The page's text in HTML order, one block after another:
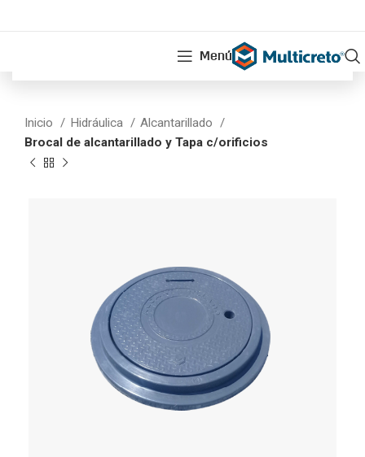
Menú
Inicio Hidráulica
Alcantarillado
Brocal de alcantarillado y Tapa c/orificios